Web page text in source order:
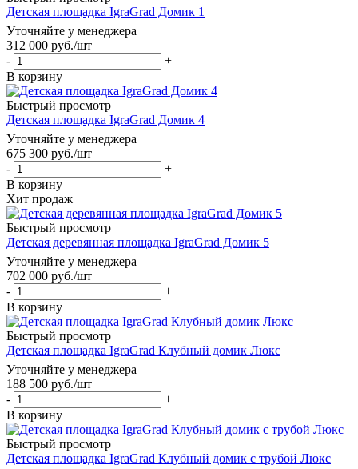
Детская площадка IgraGrad Домик 1
Уточняйте у менеджера
312 000 руб./шт
-
+
В корзину
Быстрый просмотр
Детская площадка IgraGrad Домик 4
Уточняйте у менеджера
675 300 руб./шт
-
+
В корзину
Хит продаж
Быстрый просмотр
Детская деревянная площадка IgraGrad Домик 5
Уточняйте у менеджера
702 000 руб./шт
-
+
В корзину
Быстрый просмотр
Детская площадка IgraGrad Клубный домик Люкс
Уточняйте у менеджера
188 500 руб./шт
-
+
В корзину
Быстрый просмотр
Детская площадка IgraGrad Клубный домик с трубой Люкс